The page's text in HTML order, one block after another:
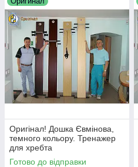
Оригінал! Дошка Євмінова,
темного кольору. Тренажер
для хребта
Готово до відправки